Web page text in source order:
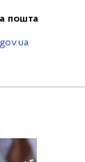
пошта